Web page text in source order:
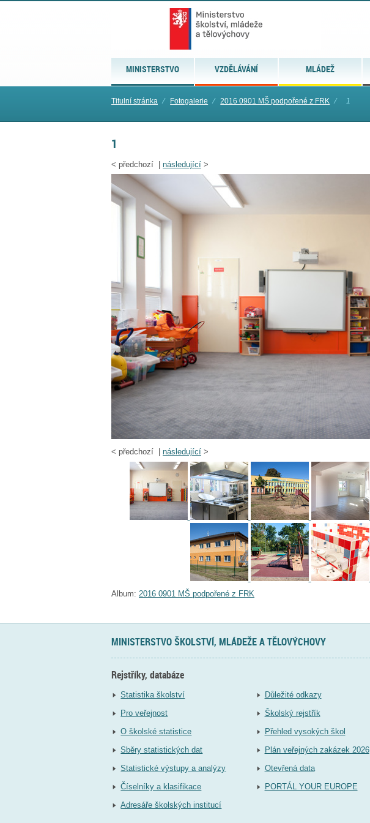
MINISTERSTVO VZDĚLÁVÁNÍ MLÁDEŽ
Titulní stránka ⁄ Fotogalerie ⁄ 2016 0901 MŠ podpořené z FRK ⁄ 1
1
< předchozí | následující >
< předchozí | následující >
Album: 2016 0901 MŠ podpořené z FRK
MINISTERSTVO ŠKOLSTVÍ, MLÁDEŽE A TĚLOVÝCHOVY
Rejstříky, databáze
Statistika školství
Pro veřejnost
O školské statistice
Sběry statistických dat
Statistické výstupy a analýzy
Číselníky a klasifikace
Adresáře školských institucí
Důležité odkazy
Školský rejstřík
Přehled vysokých škol
Plán veřejných zakázek 2026
Otevřená data
PORTÁL YOUR EUROPE